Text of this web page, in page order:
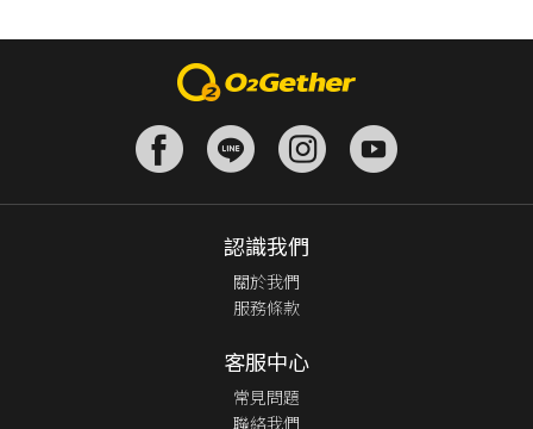
認識我們
關於我們
服務條款
客服中心
常見問題
聯絡我們